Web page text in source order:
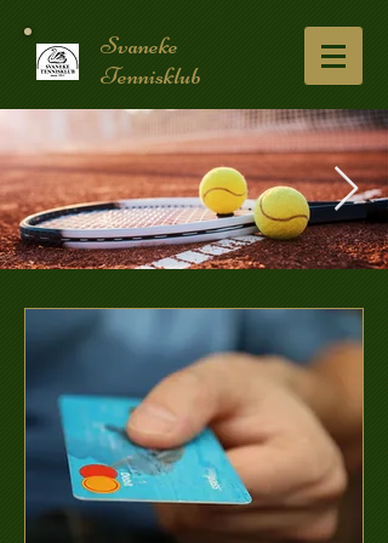
Svaneke
Tennisklub
forsideketcher.jpg